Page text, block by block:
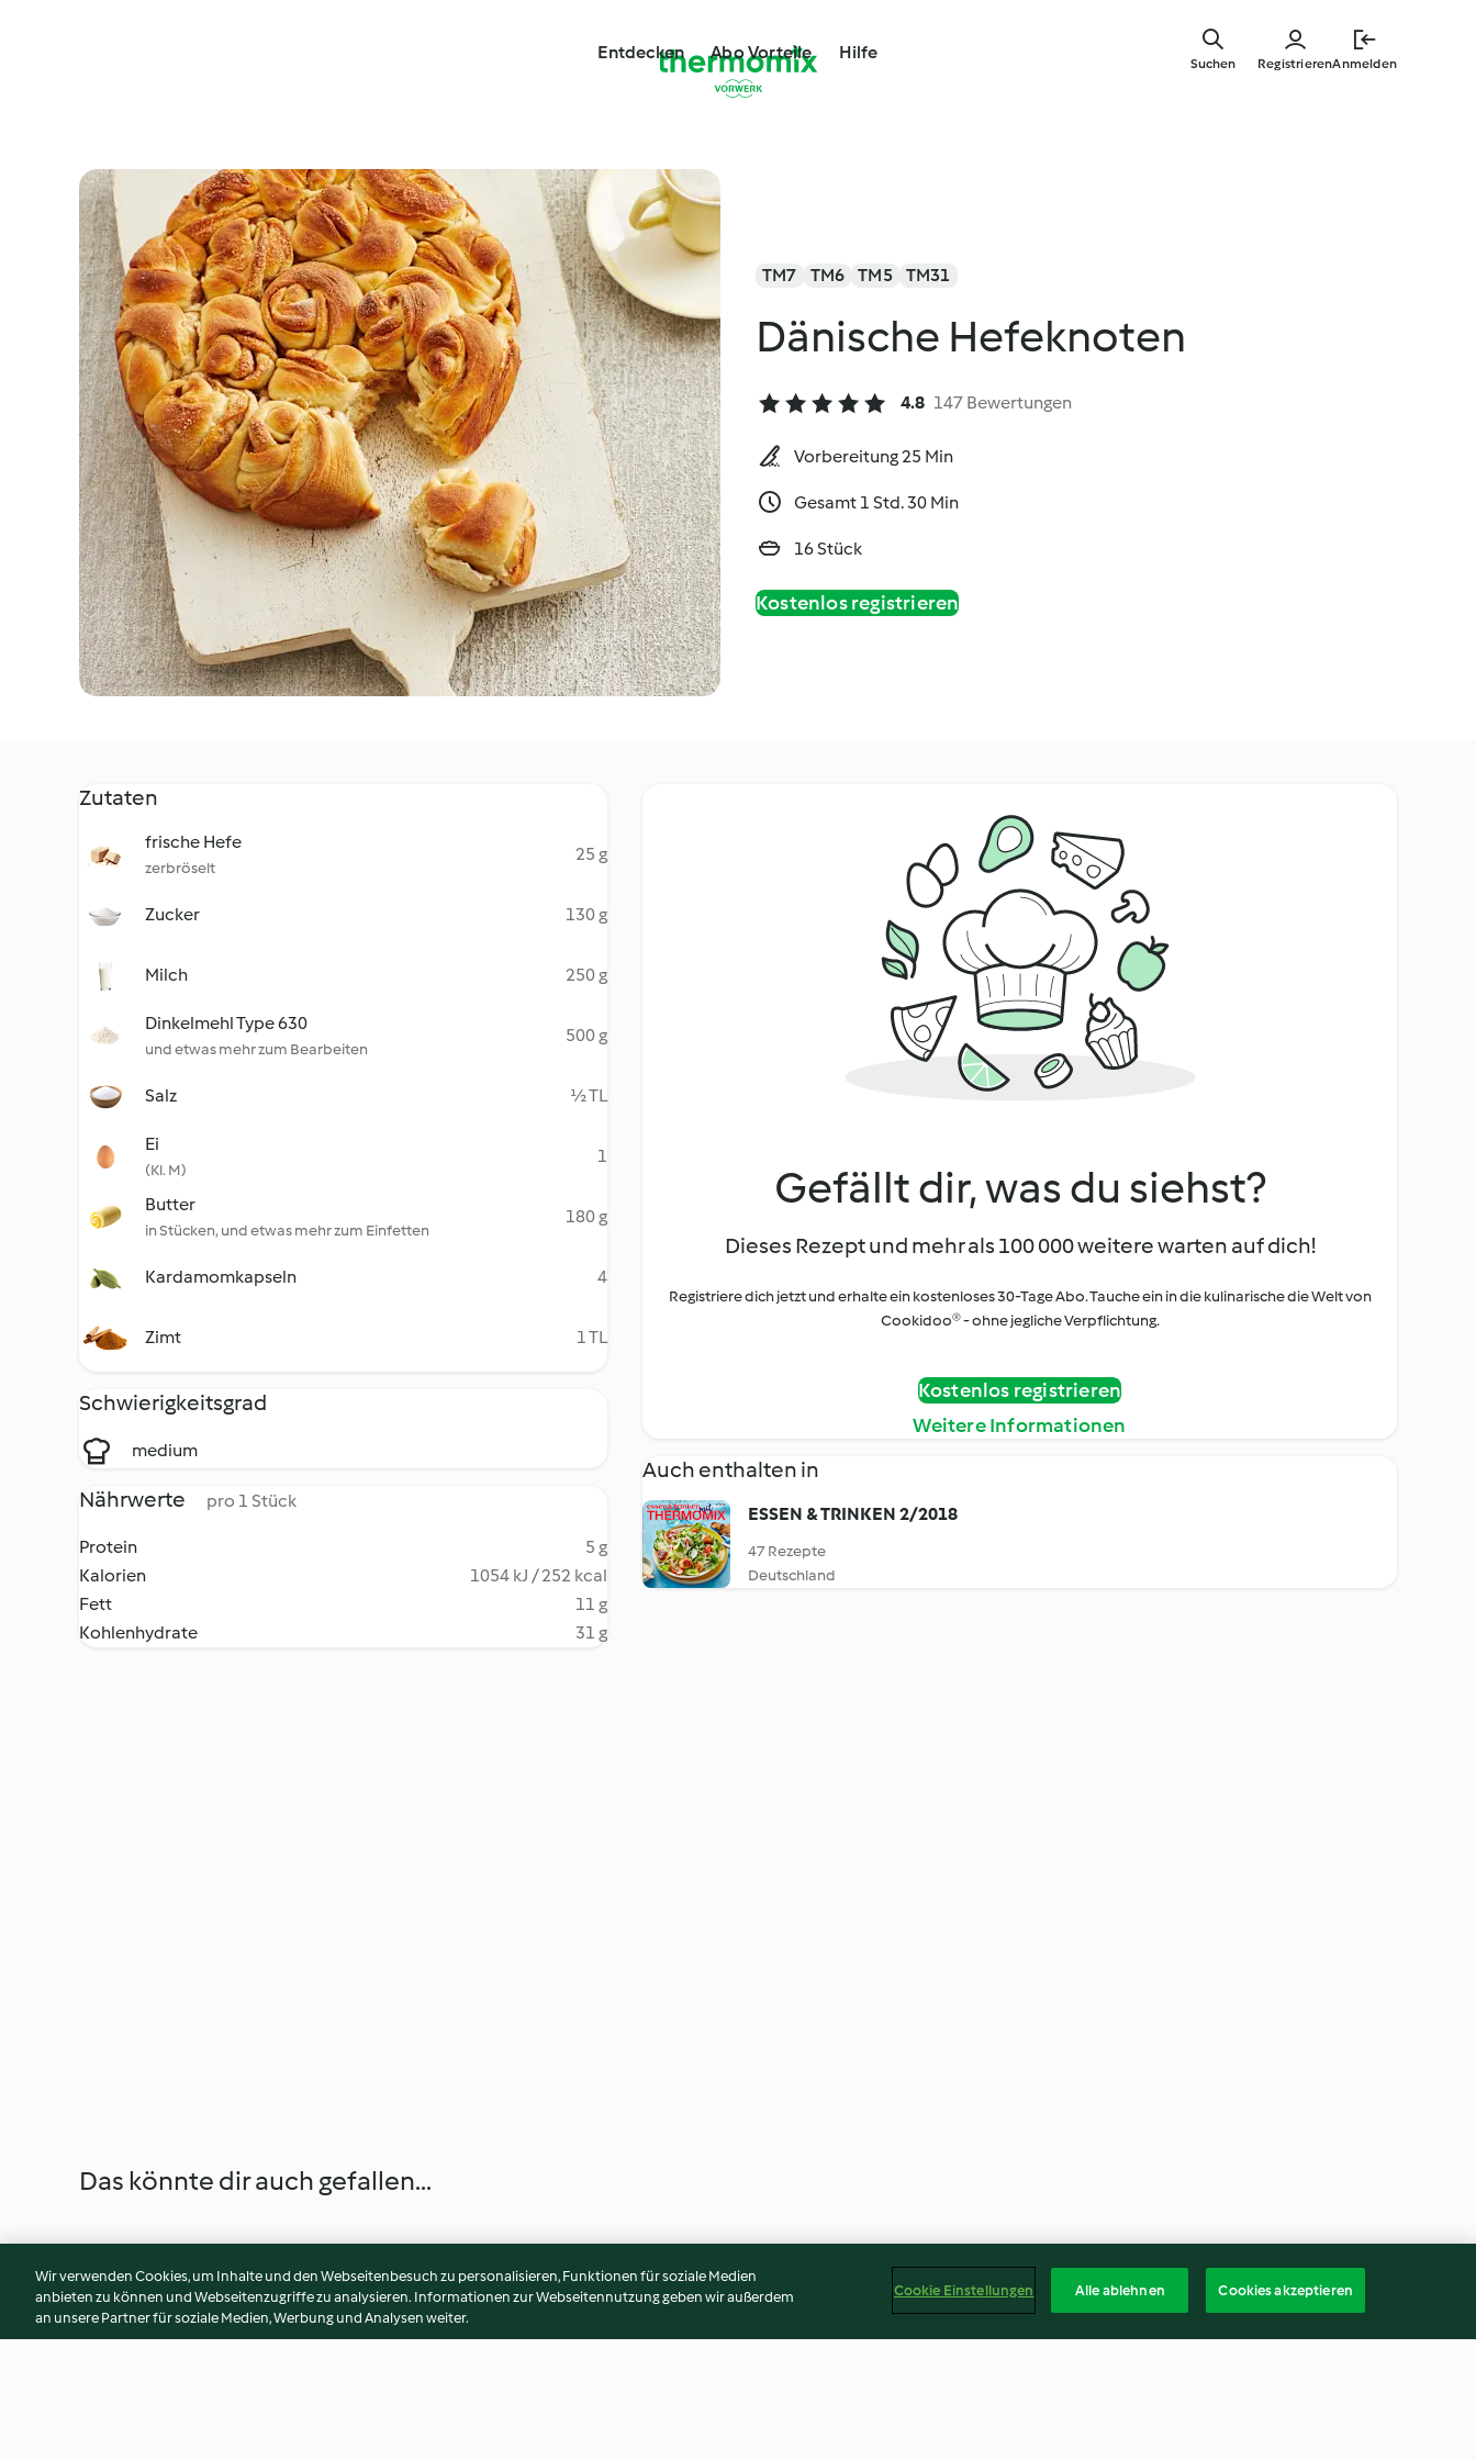
springen
Entdecken Abo Vorteile Hilfe
RegistrierenAnmelden
Suchen
TM7 TM6 TM5 TM31
Dänische Hefeknoten
4.8 147 Bewertungen
Vorbereitung 25 Min
Gesamt 1 Std. 30 Min
16 Stück
Kostenlos registrieren
Zutaten
frische Hefe
zerbröselt
25 g
Zucker 130 g
Milch 250 g
Dinkelmehl Type 630
und etwas mehr zum Bearbeiten
500 g
Salz ½ TL
Ei
(Kl. M)
1
Butter
in Stücken, und etwas mehr zum Einfetten
180 g
Kardamomkapseln 4
Zimt 1 TL
Schwierigkeitsgrad
medium
Nährwerte pro 1 Stück
Protein
5 g
Kalorien
1054 kJ / 252 kcal
Fett
11 g
Kohlenhydrate
31 g
Gefällt dir, was du siehst?
Dieses Rezept und mehr als 100 000 weitere warten auf dich!
Registriere dich jetzt und erhalte ein kostenloses 30-Tage Abo. Tauche ein in die kulinarische die Welt von
Cookidoo® - ohne jegliche Verpflichtung.
Kostenlos registrieren
Weitere Informationen
Auch enthalten in
ESSEN & TRINKEN 2/2018
47 Rezepte
Deutschland
Das könnte dir auch gefallen...
Wir verwenden Cookies, um Inhalte und den Webseitenbesuch zu personalisieren, Funktionen für soziale Medien
anbieten zu können und Webseitenzugriffe zu analysieren. Informationen zur Webseitennutzung geben wir außerdem
an unsere Partner für soziale Medien, Werbung und Analysen weiter.
Cookie Einstellungen Alle ablehnen Cookies akzeptieren